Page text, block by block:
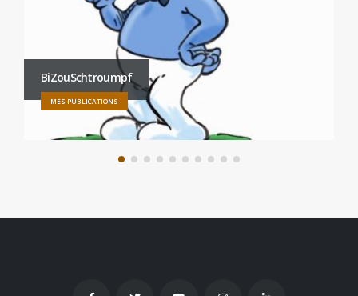
BiZouSchtroumpf
MES PUBLICATIONS